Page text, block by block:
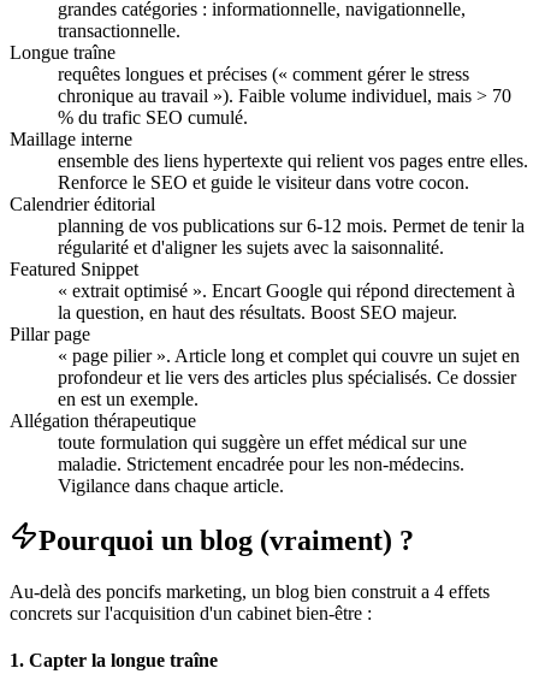
grandes catégories : informationnelle, navigationnelle,
transactionnelle.
Longue traîne
requêtes longues et précises (« comment gérer le stress
chronique au travail »). Faible volume individuel, mais > 70
% du trafic SEO cumulé.
Maillage interne
ensemble des liens hypertexte qui relient vos pages entre elles.
Renforce le SEO et guide le visiteur dans votre cocon.
Calendrier éditorial
planning de vos publications sur 6-12 mois. Permet de tenir la
régularité et d'aligner les sujets avec la saisonnalité.
Featured Snippet
« extrait optimisé ». Encart Google qui répond directement à
la question, en haut des résultats. Boost SEO majeur.
Pillar page
« page pilier ». Article long et complet qui couvre un sujet en
profondeur et lie vers des articles plus spécialisés. Ce dossier
en est un exemple.
Allégation thérapeutique
toute formulation qui suggère un effet médical sur une
maladie. Strictement encadrée pour les non-médecins.
Vigilance dans chaque article.
Pourquoi un blog (vraiment) ?
Au-delà des poncifs marketing, un blog bien construit a 4 effets
concrets sur l'acquisition d'un cabinet bien-être :
1. Capter la longue traîne